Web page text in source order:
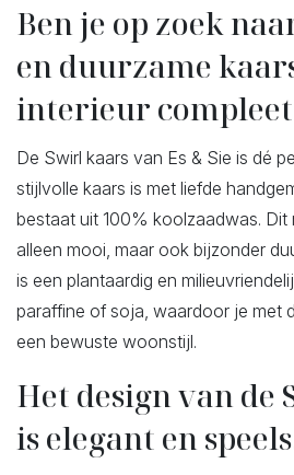
Ben je op zoek
en duurzame
interieur
De Swirl kaars van Es & Sie is dé
stijlvolle kaars is met liefde
bestaat uit 100% koolzaadwas. Dit
alleen mooi, maar ook bijzonder
is een plantaardig en
paraffine of soja, waardoor je met
een bewuste woonstijl.
Het design van de
is elegant en